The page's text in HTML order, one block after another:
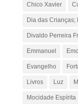
Chico Xavier
Dia das Crianças;
Divaldo Perreira
Emmanuel
Evangelho
Livros Luz
Mocidade Espírita